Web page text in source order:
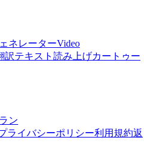
ネレーターVideo
訳テキスト読み上げカートゥー
ン
ライバシーポリシー利用規約返